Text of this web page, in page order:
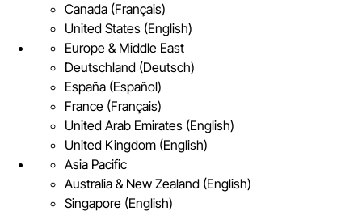
Canada (Français)
United States (English)
Europe & Middle East
Deutschland (Deutsch)
España (Español)
France (Français)
United Arab Emirates (English)
United Kingdom (English)
Asia Pacific
Australia & New Zealand (English)
Singapore (English)